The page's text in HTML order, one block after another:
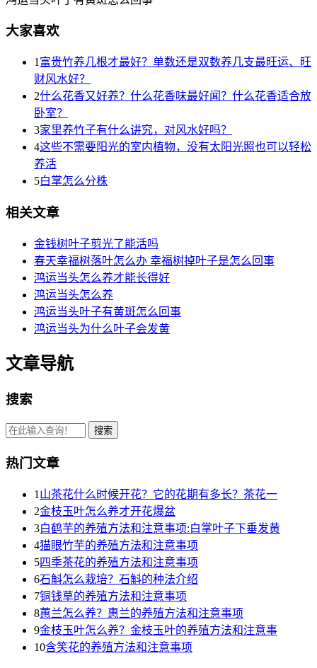
大家喜欢
1 富贵竹养几根才最好？单数还是双数养几支最旺运、旺
财风水好？
2什么花香又好养？什么花香味最好闻？什么花香适合放
卧室？
3家里养竹子有什么讲究，对风水好吗？
4这些不需要阳光的室内植物，没有太阳光照也可以轻松
养活
5白掌怎么分株
相关文章
金钱树叶子剪光了能活吗
春天幸福树落叶怎么办 幸福树掉叶子是怎么回事
鸿运当头怎么养才能长得好
鸿运当头怎么养
鸿运当头叶子有黄斑怎么回事
鸿运当头为什么叶子会发黄
文章导航
搜索
热门文章
1 山茶花什么时候开花？它的花期有多长？茶花一
2金枝玉叶怎么养才开花爆盆
3白鹤芋的养殖方法和注意事项:白掌叶子下垂发黄
4猫眼竹芋的养殖方法和注意事项
5四季茶花的养殖方法和注意事项
6石斛怎么栽培？石斛的种法介绍
7铜钱草的养殖方法和注意事项
8蕙兰怎么养？惠兰的养殖方法和注意事项
9金枝玉叶怎么养？金枝玉叶的养殖方法和注意事
10含笑花的养殖方法和注意事项